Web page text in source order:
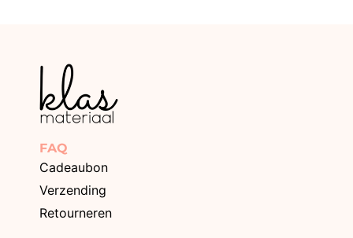
FAQ
Cadeaubon
Verzending
Retourneren